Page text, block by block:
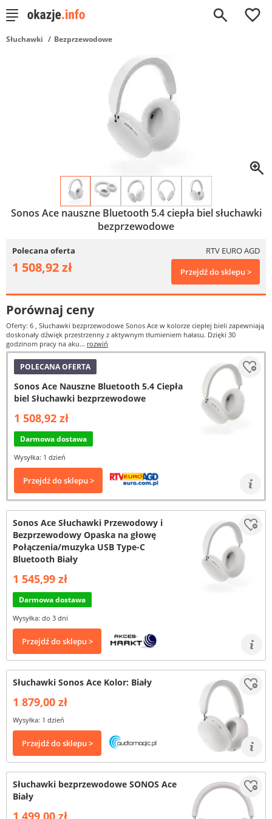
0
Słuchawki Bezprzewodowe
Sonos Ace nauszne Bluetooth 5.4 ciepła biel słuchawki
bezprzewodowe
Polecana oferta RTV EURO AGD
1 508,92 zł Przejdź do sklepu >
Porównaj ceny
Oferty: 6 , Słuchawki bezprzewodowe Sonos Ace w kolorze ciepłej bieli zapewniają
doskonały dźwięk przestrzenny z aktywnym tłumieniem hałasu. Dzięki 30
godzinom pracy na aku... rozwiń
POLECANA OFERTA
Sonos Ace Nauszne Bluetooth 5.4 Ciepła
biel Słuchawki bezprzewodowe
1 508,92 zł
Darmowa dostawa
Wysyłka: 1 dzień
Przejdź do sklepu >
Sonos Ace Słuchawki Przewodowy i
Bezprzewodowy Opaska na głowę
Połączenia/muzyka USB Type-C
Bluetooth Biały
1 545,99 zł
Darmowa dostawa
Wysyłka: do 3 dni
Przejdź do sklepu >
Słuchawki Sonos Ace Kolor: Biały
1 879,00 zł
Wysyłka: 1 dzień
Przejdź do sklepu >
Słuchawki bezprzewodowe SONOS Ace
Biały
1 499,00 zł